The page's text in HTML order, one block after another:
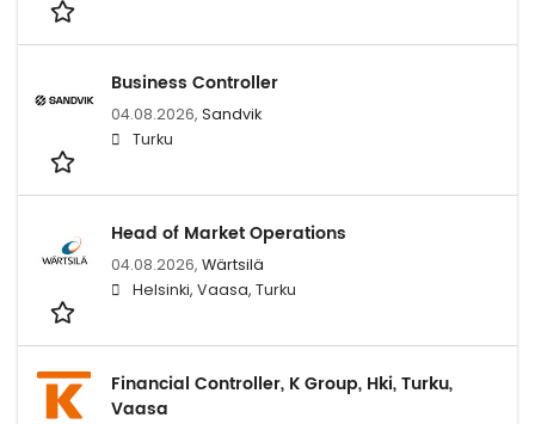
Business Controller
04.08.2026, Sandvik
Turku
Head of Market Operations
04.08.2026, Wärtsilä
Helsinki, Vaasa, Turku
Financial Controller, K Group, Hki, Turku,
Vaasa